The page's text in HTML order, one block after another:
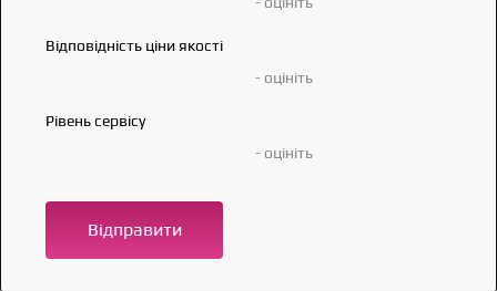
Відповідність ціни якості
- оцініть
Рівень сервісу
- оцініть
Відправити